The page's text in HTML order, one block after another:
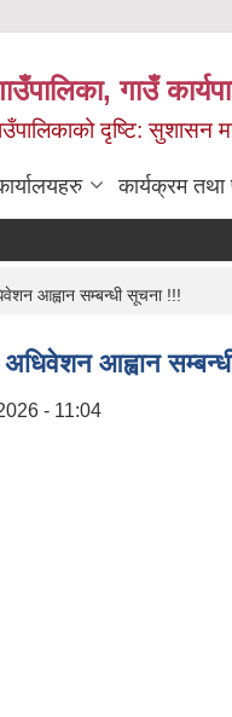
गाउँ
दृष्टि: सुशासन
कार्यक्रम तथा
आह्वान सम्बन्धी सूचना !!!
आह्वान
- 11:04